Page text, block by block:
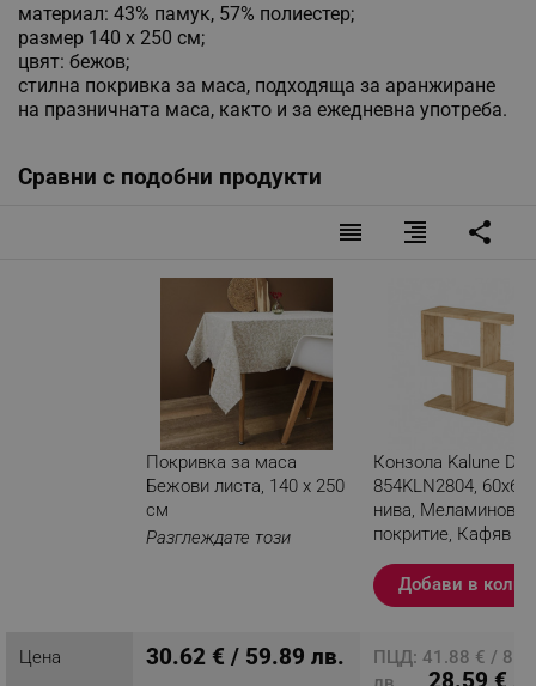
материал: 43% памук, 57% полиестер;
размер 140 х 250 см;
цвят: бежов;
стилна покривка за маса, подходяща за аранжиране
на празничната маса, както и за ежедневна употреба.
Сравни с подобни продукти
reorder format_align_right share
Покривка за маса
Бежови листа, 140 х 250
см
Разглеждате този
Конзола Kalune
854KLN2804, 60х60
нива, Меламиново
покритие, Кафяв
Добави в
Цена 30.62 € / 59.89 лв.
ПЦД: 41.88 € /
28.59 € /